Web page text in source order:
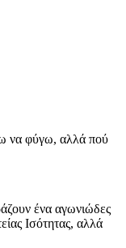
να φύγω, αλλά πού
ένα αγωνιώδες
Ισότητας, αλλά